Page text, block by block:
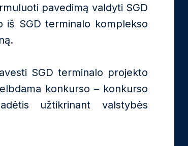
pavedimą valdyti SGD
iš SGD terminalo komplekso
SGD terminalo projekto
konkurso – konkurso
užtikrinant valstybės